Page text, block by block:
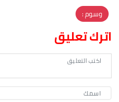
وسوم :
اترك تعليق